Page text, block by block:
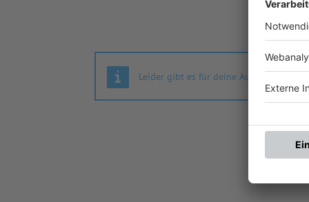
Leider gibt es für deine Auswahl keine